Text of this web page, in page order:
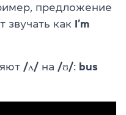
предложение
звучать как I’m
/ʌ/ на /ʊ/: bus